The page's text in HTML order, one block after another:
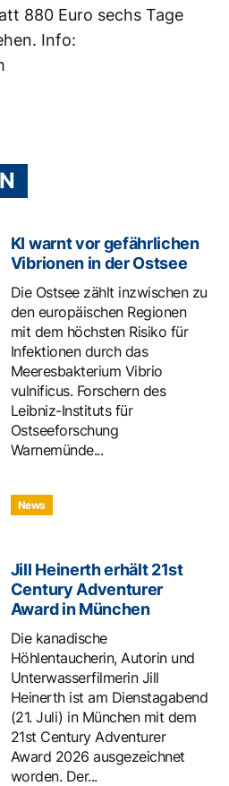
880 Euro sechs Tage
Info:
KI warnt vor gefährlichen
Vibrionen in der Ostsee
Die Ostsee zählt inzwischen zu
den europäischen Regionen
mit dem höchsten Risiko für
Infektionen durch das
Meeresbakterium Vibrio
vulnificus. Forschern des
Leibniz-Instituts für
Ostseeforschung
Warnemünde...
News
Jill Heinerth erhält 21st
Century Adventurer
Award in München
Die kanadische
Höhlentaucherin, Autorin und
Unterwasserfilmerin Jill
Heinerth ist am Dienstagabend
(21. Juli) in München mit dem
21st Century Adventurer
Award 2026 ausgezeichnet
worden. Der...